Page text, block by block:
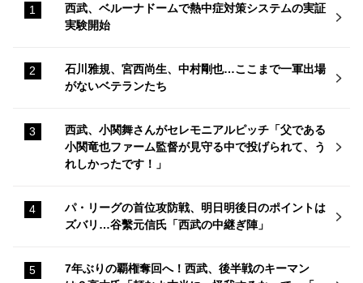
西武、ベルーナドームで熱中症対策システムの実証
実験開始
石川雅規、宮西尚生、中村剛也…ここまで一軍出場
がないベテランたち
西武、小関舞さんがセレモニアルピッチ「父である
小関竜也ファーム監督が見守る中で投げられて、う
れしかったです！」
パ・リーグの首位攻防戦、明日明後日のポイントは
ズバリ…谷繫元信氏「西武の中継ぎ陣」
7年ぶりの覇権奪回へ！西武、後半戦のキーマン